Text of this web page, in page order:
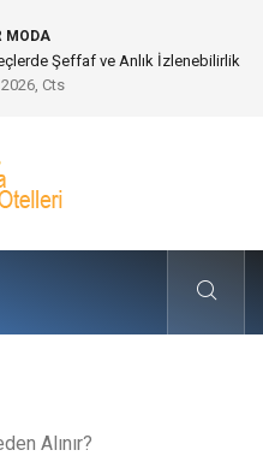
MODA
Avantajları Nelerdir?
Cts
Alınır?